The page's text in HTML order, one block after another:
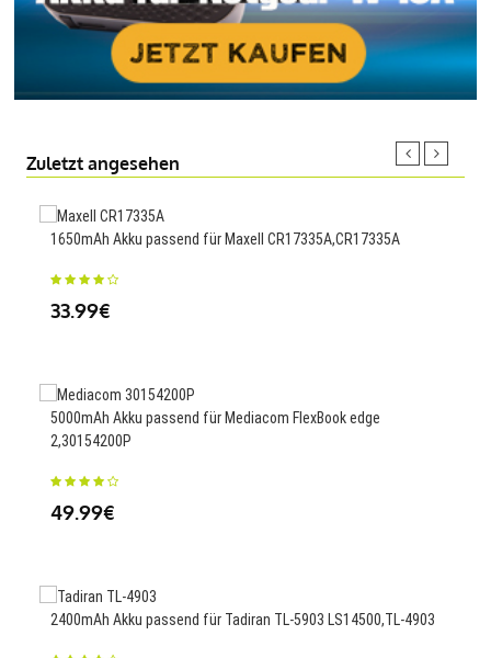
Zuletzt angesehen
1650mAh Akku passend für Maxell CR17335A,CR17335A
33.99€
5000mAh Akku passend für Mediacom FlexBook edge
2,30154200P
49.99€
2400mAh Akku passend für Tadiran TL-5903 LS14500,TL-4903